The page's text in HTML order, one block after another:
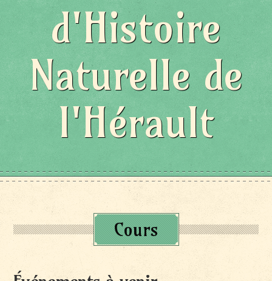
d'Histoire
Naturelle de
l'Hérault
Cours